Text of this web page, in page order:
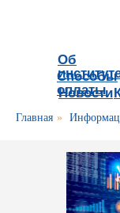
Об
Способы
оплаты
Новости
Главная »